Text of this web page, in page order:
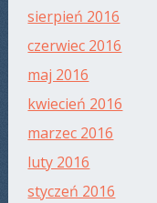
sierpień 2016
czerwiec 2016
maj 2016
kwiecień 2016
marzec 2016
luty 2016
styczeń 2016